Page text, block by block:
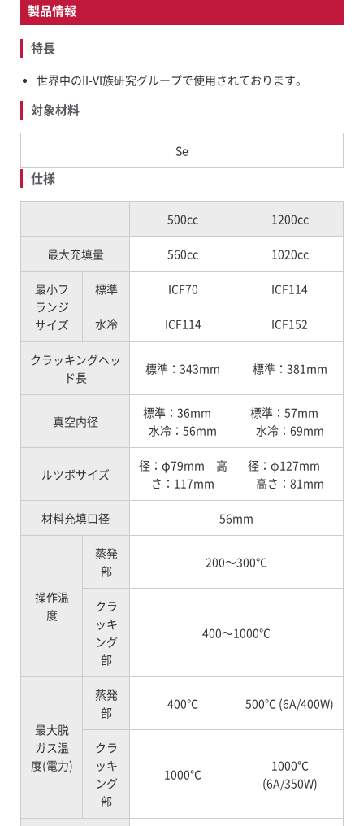
製品情報
特長
世界中のII-VI族研究グループで使用されております。
対象材料
Se
仕様
500cc 1200cc
最大充填量 560cc 1020cc
最小フ
ランジ
サイズ
標準 ICF70 ICF114
水冷 ICF114 ICF152
クラッキングヘッ
ド長
標準：343mm 標準：381mm
真空内径
標準：36mm
水冷：56mm
標準：57mm
水冷：69mm
ルツボサイズ
径：φ79mm 高
さ：117mm
径：φ127mm
高さ：81mm
材料充填口径 56mm
操作温
度
蒸発
部
200～300℃
クラ
ッキ
ング
部
400～1000℃
最大脱
ガス温
度(電力)
蒸発
部
400℃ 500℃ (6A/400W)
クラ
ッキ
ング
部
1000℃
1000℃
(6A/350W)